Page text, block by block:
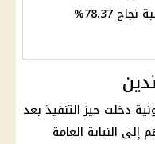
دخلت حيز التنفيذ بعد
إلى النيابة العامة